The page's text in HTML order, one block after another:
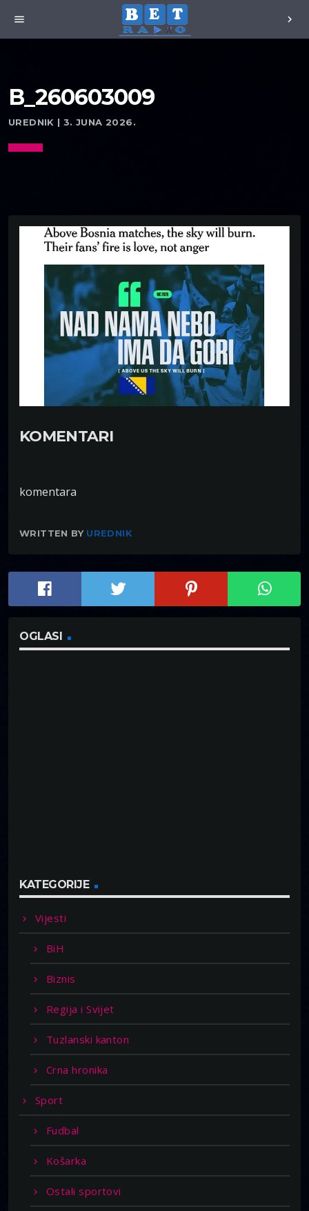
menu chevron_right
B_260603009
UREDNIK | 3. JUNA 2026.
KOMENTARI
komentara
WRITTEN BY UREDNIK
OGLASI
KATEGORIJE
Vijesti
BiH
Biznis
Regija i Svijet
Tuzlanski kanton
Crna hronika
Sport
Fudbal
Košarka
Ostali sportovi